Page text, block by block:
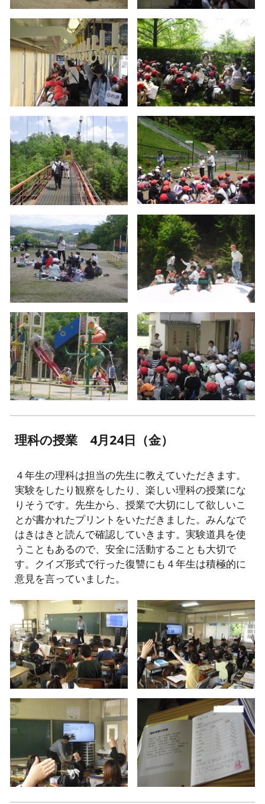
理科の授業 4月24日（金）
４年生の理科は担当の先生に教えていただきます。
実験をしたり観察をしたり、楽しい理科の授業にな
りそうです。先生から、授業で大切にして欲しいこ
とが書かれたプリントをいただきました。みんなで
はきはきと読んで確認していきます。実験道具を使
うこともあるので、安全に活動することも大切で
す。クイズ形式で行った復讐にも４年生は積極的に
意見を言っていました。